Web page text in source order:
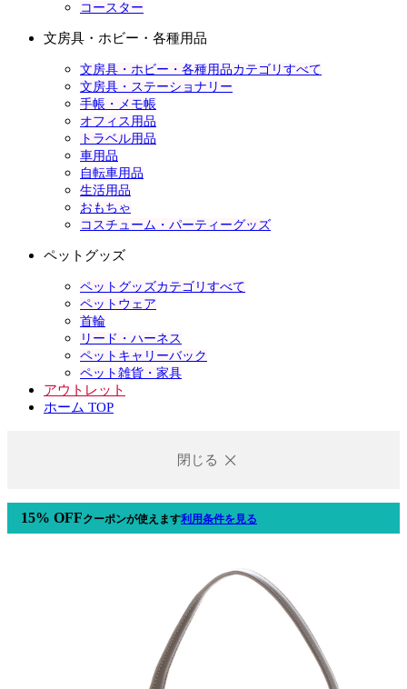
コースター
文房具・ホビー・各種用品
文房具・ホビー・各種用品カテゴリすべて
文房具・ステーショナリー
手帳・メモ帳
オフィス用品
トラベル用品
車用品
自転車用品
生活用品
おもちゃ
コスチューム・パーティーグッズ
ペットグッズ
ペットグッズカテゴリすべて
ペットウェア
首輪
リード・ハーネス
ペットキャリーバック
ペット雑貨・家具
アウトレット
ホーム TOP
閉じる
15% OFFクーポンが使えます利用条件を見る